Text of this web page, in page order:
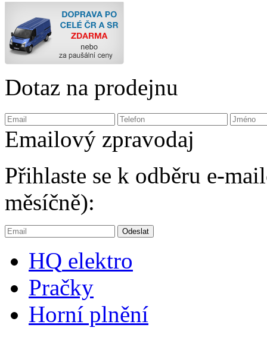
Dotaz na prodejnu
Emailový zpravodaj
Přihlaste se k odběru e-
měsíčně):
HQ elektro
Pračky
Horní plnění